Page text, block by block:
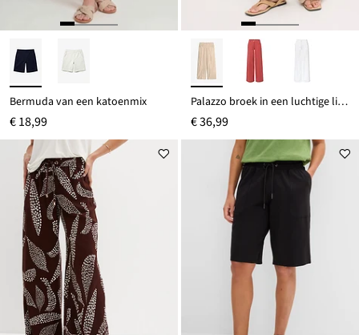
Bermuda van een katoenmix
€ 18,99
Palazzo broek in een luchtige linnenmix
€ 36,99